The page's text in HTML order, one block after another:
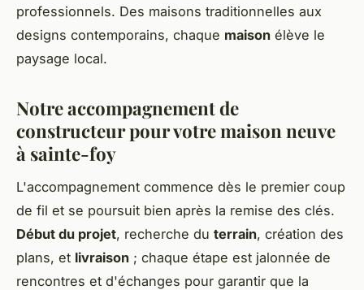
professionnels. Des maisons traditionnelles aux
designs contemporains, chaque maison élève le
paysage local.
Notre accompagnement de
constructeur pour votre maison neuve
à sainte-foy
L'accompagnement commence dès le premier coup
de fil et se poursuit bien après la remise des clés.
Début du projet, recherche du terrain, création des
plans, et livraison ; chaque étape est jalonnée de
rencontres et d'échanges pour garantir que la